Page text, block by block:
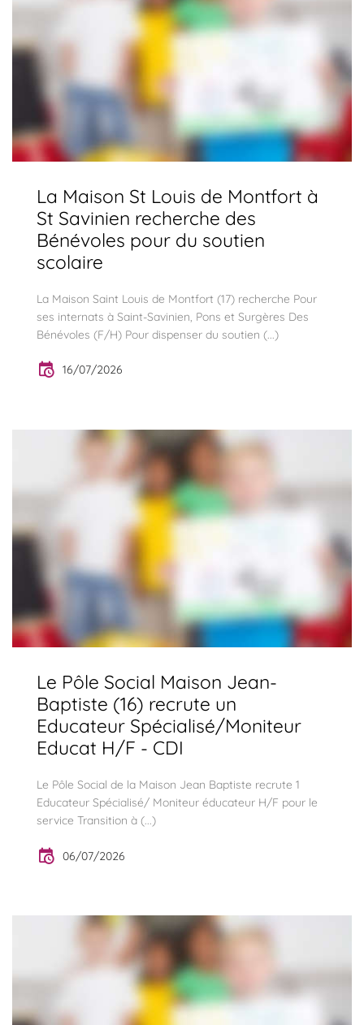
La Maison St Louis de Montfort à
St Savinien recherche des
Bénévoles pour du soutien
scolaire
La Maison Saint Louis de Montfort (17) recherche Pour
ses internats à Saint-Savinien, Pons et Surgères Des
Bénévoles (F/H) Pour dispenser du soutien (...)
16/07/2026
Le Pôle Social Maison Jean-
Baptiste (16) recrute un
Educateur Spécialisé/Moniteur
Educat H/F - CDI
Le Pôle Social de la Maison Jean Baptiste recrute 1
Educateur Spécialisé/ Moniteur éducateur H/F pour le
service Transition à (...)
06/07/2026